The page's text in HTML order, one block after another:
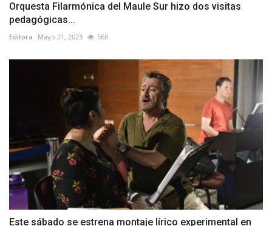
Orquesta Filarmónica del Maule Sur hizo dos visitas
pedagógicas...
Editora Mayo 21, 2023 568
Este sábado se estrena montaje lírico experimental en